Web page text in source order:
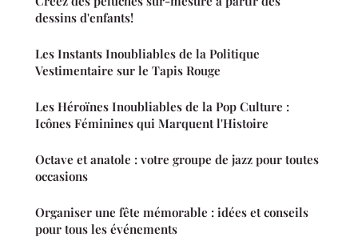
dessins d'enfants!
Les Instants Inoubliables de la Politique
Vestimentaire sur le Tapis Rouge
Les Héroïnes Inoubliables de la Pop Culture :
Icônes Féminines qui Marquent l'Histoire
Octave et anatole : votre groupe de jazz pour toutes
occasions
Organiser une fête mémorable : idées et conseils
pour tous les événements